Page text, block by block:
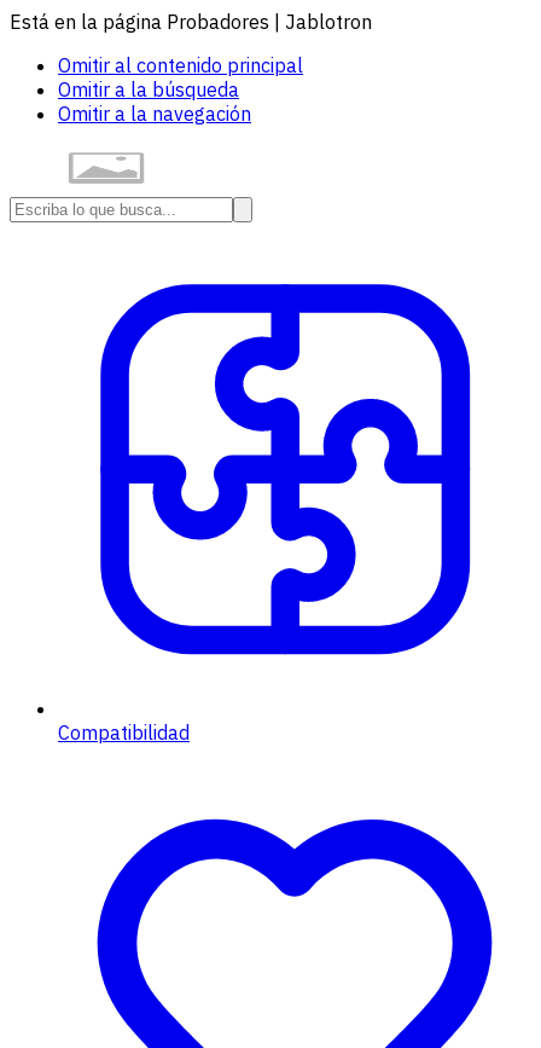
Está en la página Probadores | Jablotron
Omitir al contenido principal
Omitir a la búsqueda
Omitir a la navegación
Compatibilidad